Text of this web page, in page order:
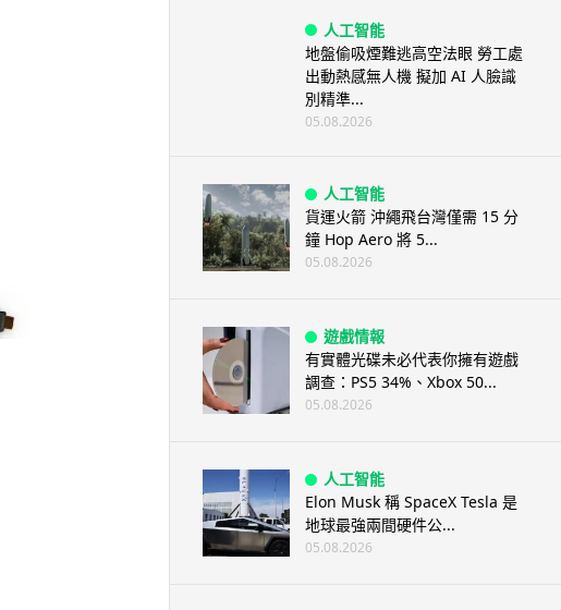
人工智能
地盤偷吸煙難逃高空法眼 勞工處
出動熱感無人機 擬加 AI 人臉識
別精準...
05.08.2026
人工智能
貨運火箭 沖繩飛台灣僅需 15 分
鐘 Hop Aero 將 5...
05.08.2026
遊戲情報
有實體光碟未必代表你擁有遊戲
調查：PS5 34%、Xbox 50...
05.08.2026
人工智能
Elon Musk 稱 SpaceX Tesla 是
地球最強兩間硬件公...
05.08.2026